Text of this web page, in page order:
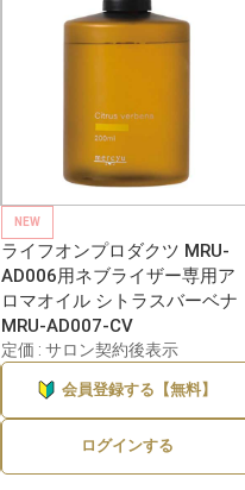
NEW
ライフオンプロダクツ MRU-
AD006用ネブライザー専用ア
ロマオイル シトラスバーベナ
MRU-AD007-CV
定価 : サロン契約後表示
会員登録する【無料】
ログインする